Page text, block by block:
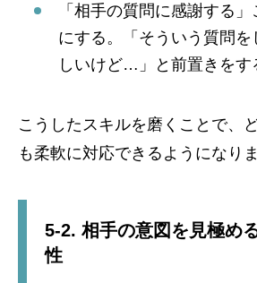
「相手の質問に感謝する
にする。「そういう質問
しいけど…」と前置きをす
こうしたスキルを磨くことで、
も柔軟に対応できるようになりま
5-2. 相手の意図を見極め
性